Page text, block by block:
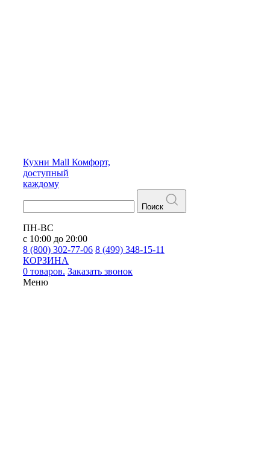
Кухни Mall Комфорт,
доступный
каждому
Поиск
ПН-ВС
с 10:00 до 20:00
8 (800) 302-77-06 8 (499) 348-15-11
КОРЗИНА
0 товаров. Заказать звонок
Меню